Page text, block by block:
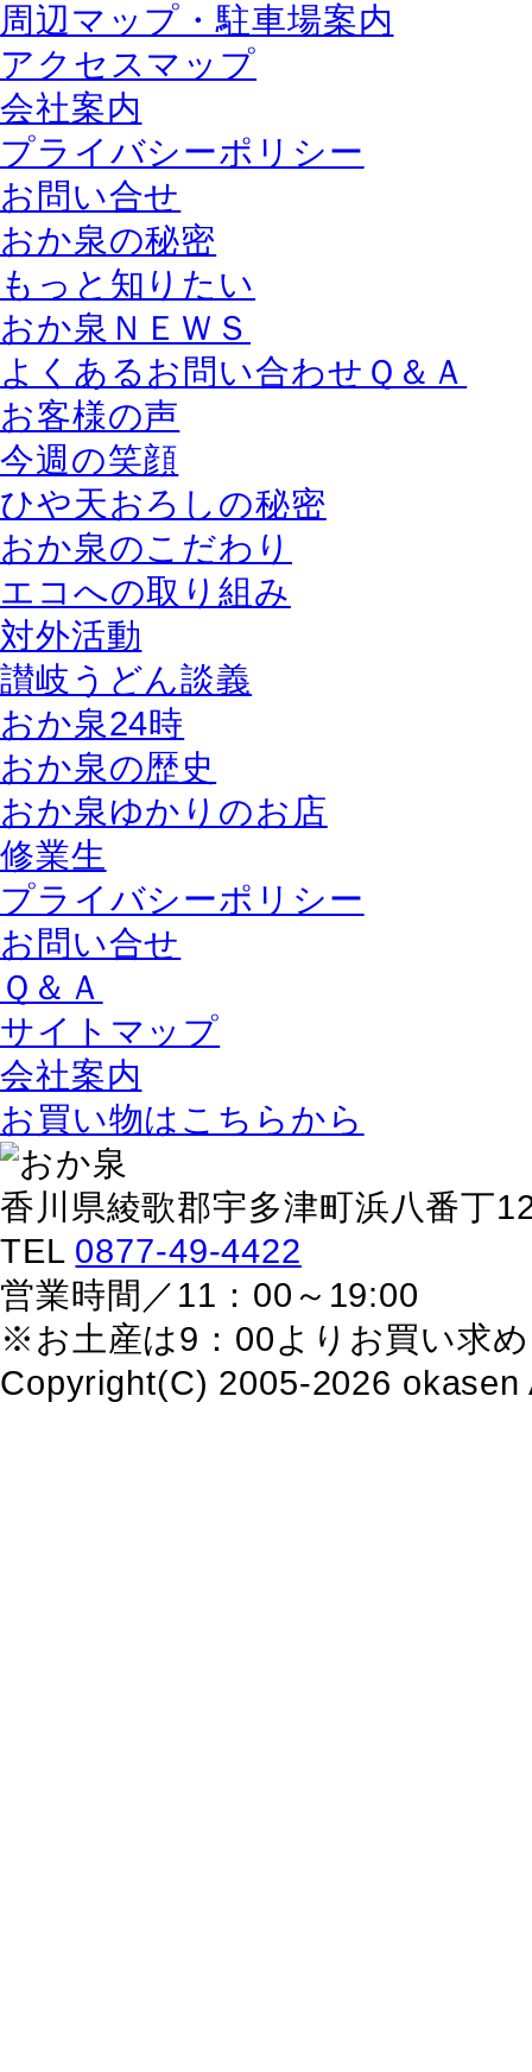
周辺マップ・駐車場案内
アクセスマップ
会社案内
プライバシーポリシー
お問い合せ
おか泉の秘密
もっと知りたい
おか泉ＮＥＷＳ
よくあるお問い合わせＱ＆Ａ
お客様の声
今週の笑顔
ひや天おろしの秘密
おか泉のこだわり
エコへの取り組み
対外活動
讃岐うどん談義
おか泉24時
おか泉の歴史
おか泉ゆかりのお店
修業生
プライバシーポリシー
お問い合せ
Ｑ＆Ａ
サイトマップ
会社案内
お買い物はこちらから
香川県綾歌郡宇多津町浜八番丁
TEL 0877-49-4422
営業時間／11：00～19:00
※お土産は9：00よりお買い求
Copyright(C) 2005-2026